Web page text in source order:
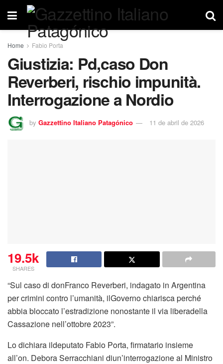
Home Fabio Porta
Giustizia: Pd,caso Don
Reverberi, rischio impunità.
Interrogazione a Nordio
by Gazzettino Italiano Patagónico 11 de abril de 2026
19.5k
SHARES
“Sul caso di donFranco Reverberi, indagato in Argentina
per crimini contro l’umanità, ilGoverno chiarisca perché
abbia bloccato l’estradizione nonostante il via liberadella
Cassazione nell’ottobre 2023”.
Lo dichiara ildeputato Fabio Porta, firmatario insieme
all’on. Debora Serracchiani diun’interrogazione al Ministro